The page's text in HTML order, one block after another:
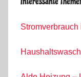
Stromverbrauch